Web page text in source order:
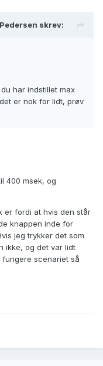
skrev:
har indstillet max
er nok for lidt, prøv
400 msek, og
er fordi at hvis den står
knappen inde for
jeg trykker det som
ikke, og det var lidt
fungere scenariet så